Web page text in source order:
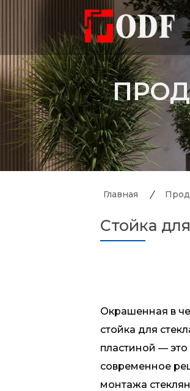
Главная
Стойка
Окрашенная в
стойка для
пластиной —
современное
монтажа